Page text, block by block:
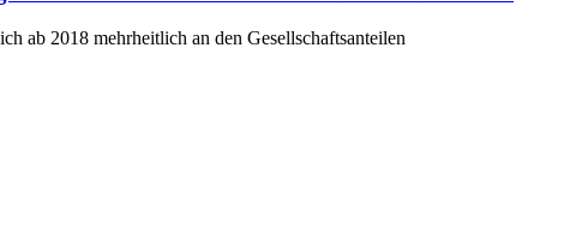
ab 2018 mehrheitlich an den Gesellschaftsanteilen